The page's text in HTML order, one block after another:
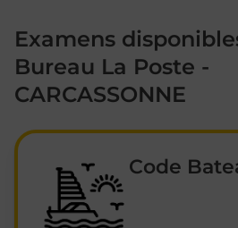
Examens
Bureau La Poste -
CARCASSONNE
Code